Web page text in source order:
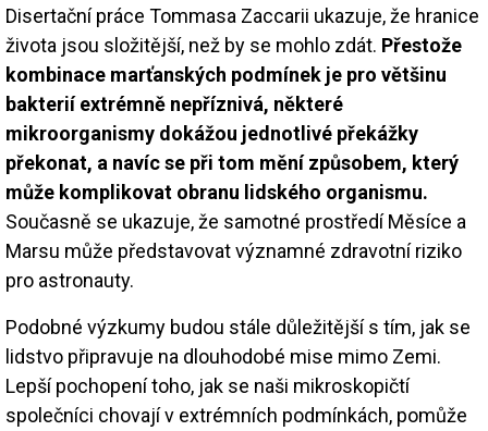
Disertační práce Tommasa Zaccarii ukazuje, že hranice
života jsou složitější, než by se mohlo zdát. Přestože
kombinace marťanských podmínek je pro většinu
bakterií extrémně nepříznivá, některé
mikroorganismy dokážou jednotlivé překážky
překonat, a navíc se při tom mění způsobem, který
může komplikovat obranu lidského organismu.
Současně se ukazuje, že samotné prostředí Měsíce a
Marsu může představovat významné zdravotní riziko
pro astronauty.
Podobné výzkumy budou stále důležitější s tím, jak se
lidstvo připravuje na dlouhodobé mise mimo Zemi.
Lepší pochopení toho, jak se naši mikroskopičtí
společníci chovají v extrémních podmínkách, pomůže